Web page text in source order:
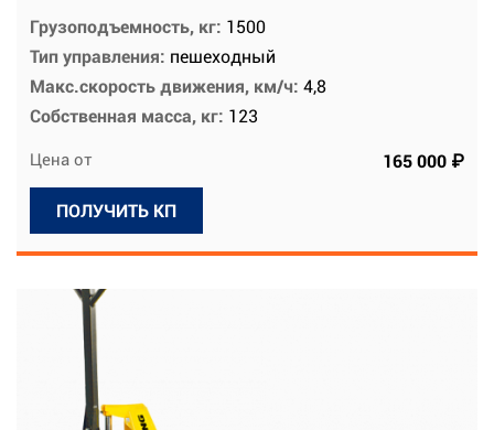
Грузоподъемность, кг: 1500
Тип управления: пешеходный
Макс.скорость движения, км/ч: 4,8
Собственная масса, кг: 123
Цена от 165 000 ₽
ПОЛУЧИТЬ КП